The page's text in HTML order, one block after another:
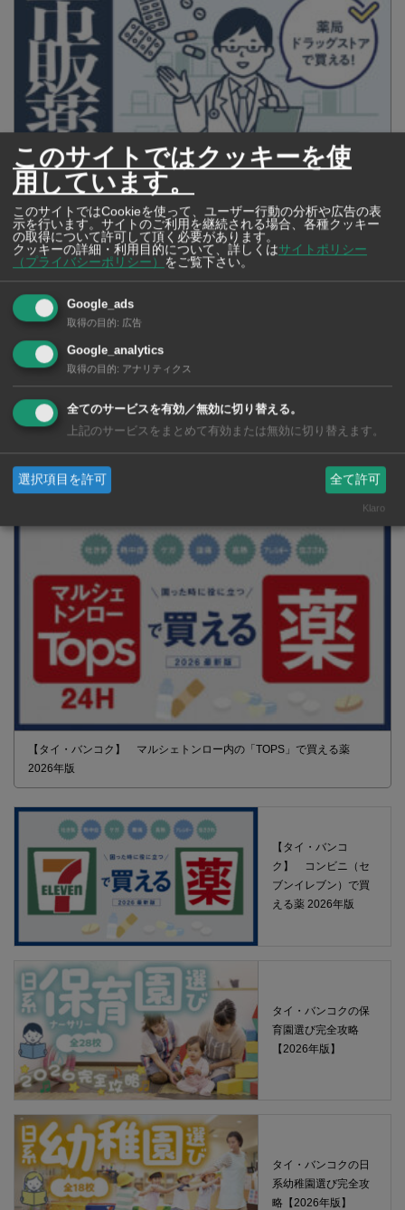
タイの薬いろいろ【タイ・バンコク】 薬局・ドラッグストアで買える
市販薬 2026年最新版！
2026年版 タイの鉄道事情 電車でGO！
【タイ・バンコク】 マルシェトンロー内の「TOPS」で買える薬
2026年版
【タイ・バンコ
ク】 コンビニ（セ
ブンイレブン）で買
える薬 2026年版
タイ・バンコクの保
育園選び完全攻略
【2026年版】
タイ・バンコクの日
系幼稚園選び完全攻
略【2026年版】
このサイトではクッキーを使
用しています。
このサイトではCookieを使って、ユーザー行動の分析や広告の表
示を行います。サイトのご利用を継続される場合、各種クッキー
の取得について許可して頂く必要があります。
クッキーの詳細・利用目的について、詳しくはサイトポリシー
（プライバシーポリシー）
をご覧下さい。
Google_ads
取得の目的: 広告
Google_analytics
取得の目的: アナリティクス
全てのサービスを有効／無効に切り替える。
上記のサービスをまとめて有効または無効に切り替えます。
選択項目を許可 全て許可
Klaro